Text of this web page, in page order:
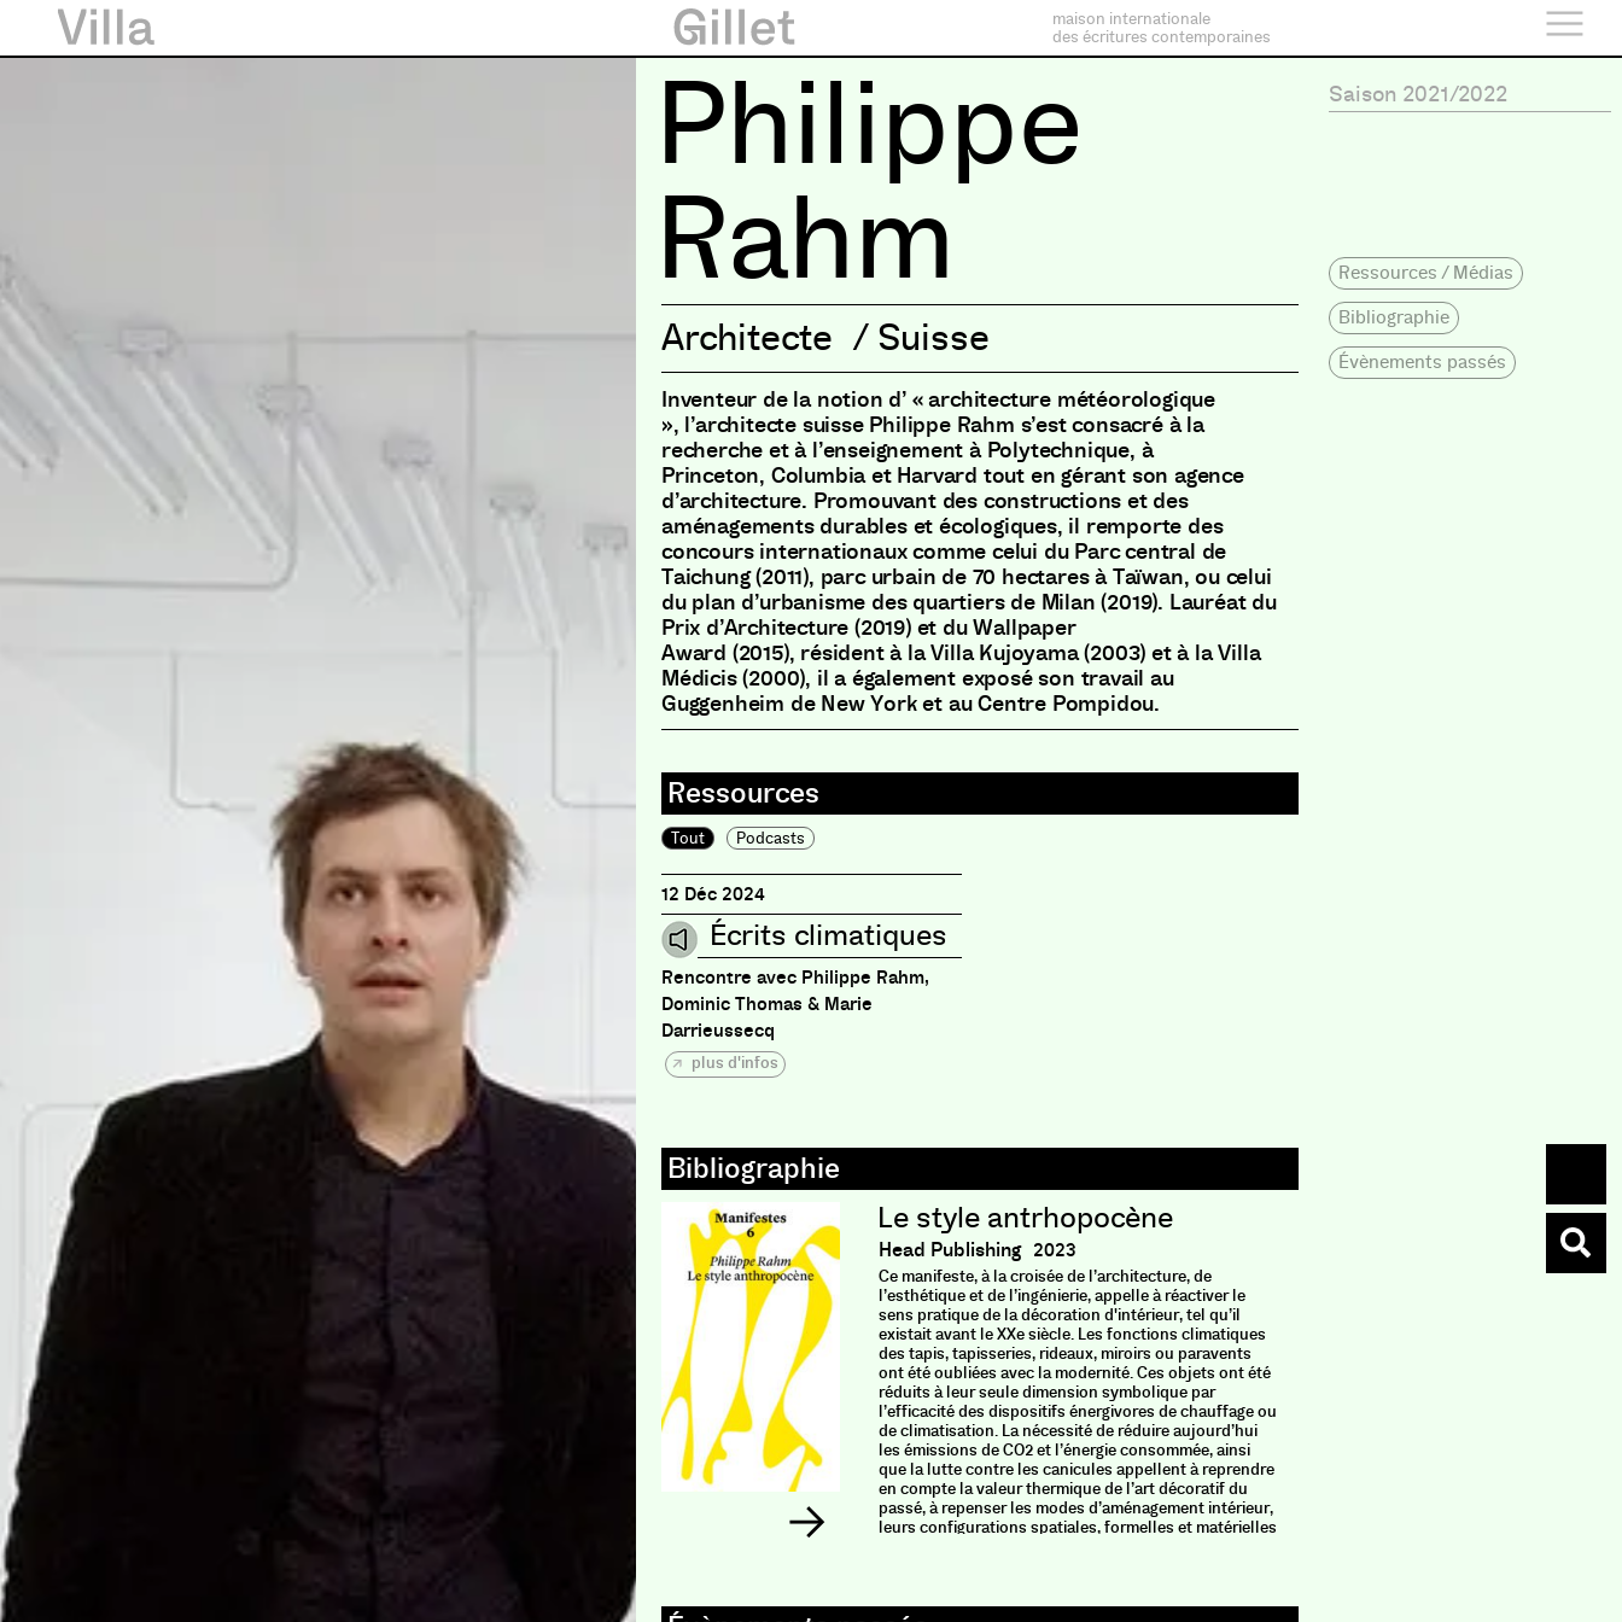
maison internationale
des écritures contemporaines
Philippe
Rahm
Architecte / Suisse
Inventeur de la notion d’ « architecture météorologique
», l’architecte suisse Philippe Rahm s’est consacré à la
recherche et à l’enseignement à Polytechnique, à
Princeton, Columbia et Harvard tout en gérant son agence
d’architecture. Promouvant des constructions et des
aménagements durables et écologiques, il remporte des
concours internationaux comme celui du Parc central de
Taichung(2011), parc urbain de 70 hectares à Taïwan, ou celui
du plan d’urbanisme des quartiers de Milan(2019). Lauréat du
Prix d’Architecture (2019)et du Wallpaper
Award (2015), résident à la Villa Kujoyama(2003) et à la Villa
Médicis(2000), il a également exposé son travail au
Guggenheim de New York et au Centre Pompidou.
Tout Podcasts
12 Déc 2024
Écrits climatiques
Rencontre avec Philippe Rahm,
Dominic Thomas & Marie
Darrieussecq
plus d'infos
Le style antrhopocène
Head Publishing 2023
Ce manifeste, à la croisée de l’architecture, de
l’esthétique et de l’ingénierie, appelle à réactiver le
sens pratique de la décoration d'intérieur, tel qu’il
existait avant le XXe siècle. Les fonctions climatiques
des tapis, tapisseries, rideaux, miroirs ou paravents
ont été oubliées avec la modernité. Ces objets ont été
réduits à leur seule dimension symbolique par
l’efficacité des dispositifs énergivores de chauffage ou
de climatisation. La nécessité de réduire aujourd’hui
les émissions de CO2 et l’énergie consommée, ainsi
que la lutte contre les canicules appellent à reprendre
en compte la valeur thermique de l’art décoratif du
passé, à repenser les modes d’aménagement intérieur,
leurs configurations spatiales, formelles et matérielles
Saison 2021/2022
Ressources / Médias
Bibliographie
Évènements passés